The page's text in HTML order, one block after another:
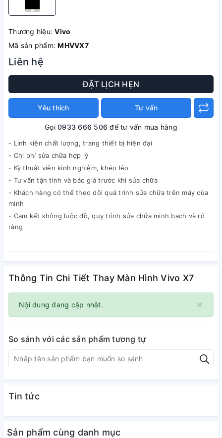
Thương hiệu:Vivo
Mã sản phẩm:MHVVX7
Liên hệ
ĐẶT LỊCH HẸN
Yêu thích Tư vấn
Gọi0933 666 506 để tư vấn mua hàng
- Linh kiện chất lượng, trang thiết bị hiện đại
- Chi phí sửa chữa hợp lý
- Kỹ thuật viên kinh nghiệm, khéo léo
- Tư vấn tận tình và báo giá trước khi sửa chữa
- Khách hàng có thể theo dõi quá trình sửa chữa trên máy của
mình
- Cam kết không luộc đồ, quy trình sửa chữa minh bạch và rõ
ràng
Thông Tin Chi Tiết Thay Màn Hình Vivo X7
×
Nội dung đang cập nhật.
So sánh với các sản phẩm tương tự
Tin tức
Sản phẩm cùng danh mục